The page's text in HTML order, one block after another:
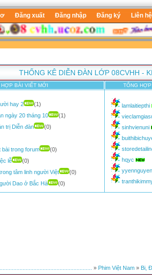
Đăng xuất Đăng nhập Đăng ký Liên hệ
THỐNG KÊ DIỄN ĐÀN LỚP 08CVHH -
HỢP BÀI VIẾT MỚI TỔNG
hay 2
(1)
ngày 20 tháng 10
(1)
trị Diễn đàn
(0)
trong forum
(0)
lễ
(0)
tâm linh người Việt
(0)
Dao ở Bắc Hà
(0)
lamlaitiepthi
sinhvienuni
hqyc
» Phim Việt Nam » Bi,